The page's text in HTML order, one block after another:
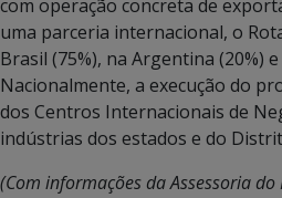
com operação concreta de
uma parceria internacional, o
Brasil (75%), na Argentina (20%)
Nacionalmente, a execução do
dos Centros Internacionais de
indústrias dos estados e do
(Com informações da Assessoria do